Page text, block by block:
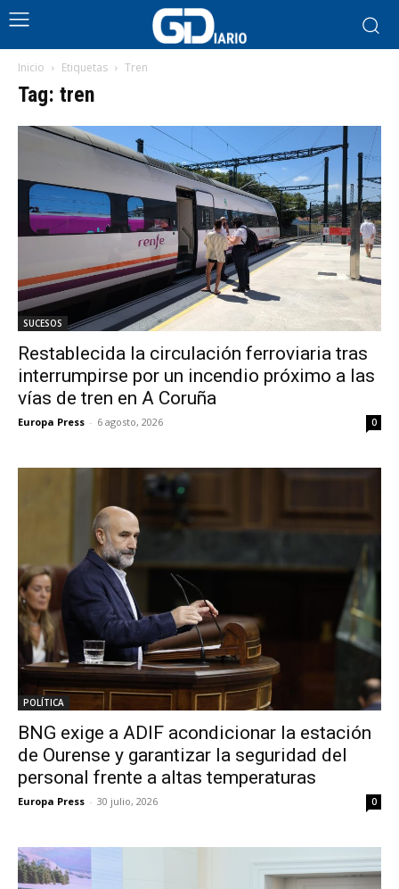
Inicio Etiquetas Tren
Tag: tren
SUCESOS
Restablecida la circulación ferroviaria tras
interrumpirse por un incendio próximo a las
vías de tren en A Coruña
Europa Press - 6 agosto, 2026 0
POLÍTICA
BNG exige a ADIF acondicionar la estación
de Ourense y garantizar la seguridad del
personal frente a altas temperaturas
Europa Press - 30 julio, 2026 0